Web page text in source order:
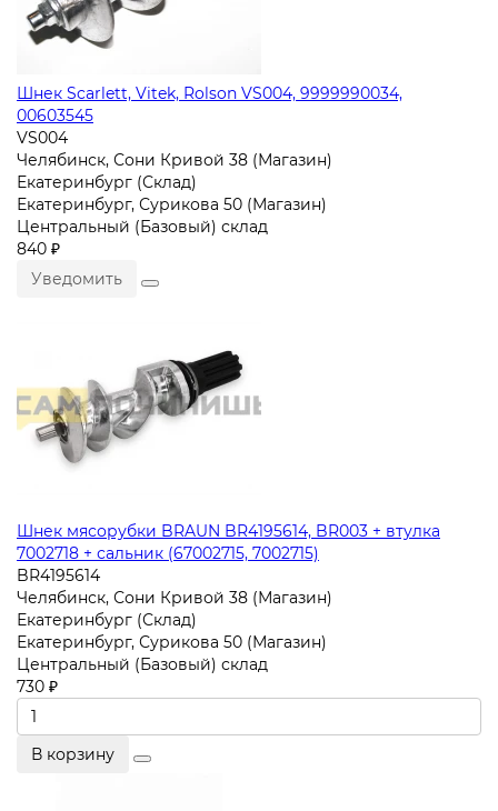
Шнек Scarlett, Vitek, Rolson VS004, 9999990034,
00603545
VS004
Челябинск, Сони Кривой 38 (Магазин)
Екатеринбург (Склад)
Екатеринбург, Сурикова 50 (Магазин)
Центральный (Базовый) склад
840 ₽
Уведомить
Шнек мясорубки BRAUN BR4195614, BR003 + втулка
7002718 + сальник (67002715, 7002715)
BR4195614
Челябинск, Сони Кривой 38 (Магазин)
Екатеринбург (Склад)
Екатеринбург, Сурикова 50 (Магазин)
Центральный (Базовый) склад
730 ₽
В корзину